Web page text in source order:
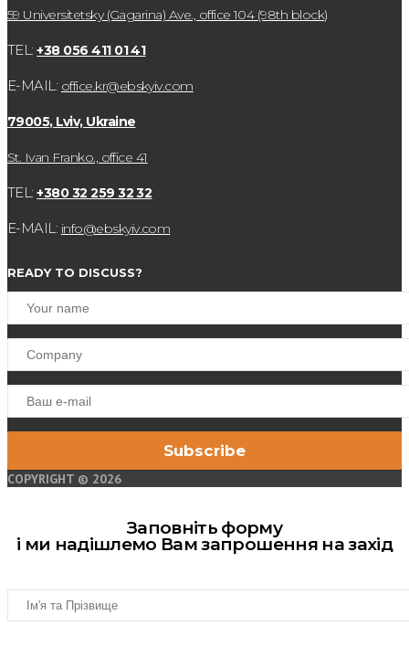
59 Universitetsky (Gagarina) Ave., office 104 (98th block)
TEL:+38 056 411 01 41
E-MAIL: office.kr@ebskyiv.com
79005, Lviv, Ukraine
St. Ivan Franko., office 41
TEL:+380 32 259 32 32
E-MAIL: info@ebskyiv.com
READY TO DISCUSS?
COPYRIGHT © 2026
Заповніть форму
і ми надішлемо Вам запрошення на захід